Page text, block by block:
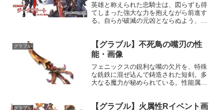
英雄と称えられた忠騎士は、図らずも得
てしまった強大な力を抱えながら前進す
る。自らが破滅の元凶とならぬよう、そ
ーマン趣味：稽古好き：瞑想苦手：口だ
けの人間声優：井上...
グラブル
【グラブル】不死鳥の嘴刃の性
能・画像
フェニックスの鋭利な嘴の欠片を、特殊
な銑鉄に混ぜ込んで鋳造された短剣。多
大なる魔力が秘められている。性能属性
属性4.0倍ダメージ〔減衰値1,685,000ダ
グラブル
【グラブル】火属性Rイベント画